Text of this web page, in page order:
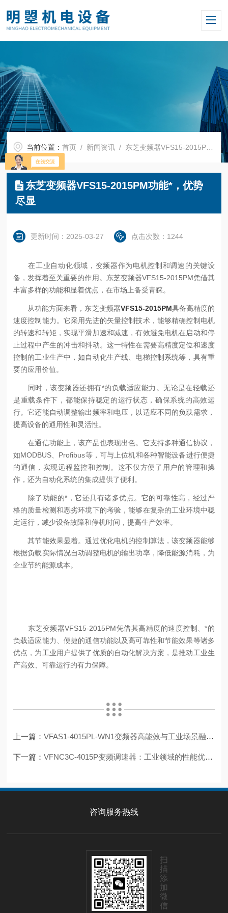
当前位置：首页 / 新闻资讯 / 东芝变频器VFS15-2015PM功能*，优势尽显
东芝变频器VFS15-2015PM功能*，优势
尽显
更新时间：2025-03-27 点击次数：1244
在工业自动化领域，变频器作为电机控制和调速的关键设
备，发挥着至关重要的作用。东芝变频器VFS15-2015PM凭借其
丰富多样的功能和显着优点，在市场上备受青睐。
从功能方面来看，东芝变频器VFS15-2015PM具备高精度的
速度控制能力。它采用先进的矢量控制技术，能够精确控制电机
的转速和转矩，实现平滑加速和减速，有效避免电机在启动和停
止过程中产生的冲击和抖动。这一特性在需要高精度定位和速度
控制的工业生产中，如自动化生产线、电梯控制系统等，具有重
要的应用价值。
同时，该变频器还拥有*的负载适应能力。无论是在轻载还
是重载条件下，都能保持稳定的运行状态，确保系统的高效运
行。它还能自动调整输出频率和电压，以适应不同的负载需求，
提高设备的通用性和灵活性。
在通信功能上，该产品也表现出色。它支持多种通信协议，
如MODBUS、Profibus等，可与上位机和各种智能设备进行便捷
的通信，实现远程监控和控制。这不仅方便了用户的管理和操
作，还为自动化系统的集成提供了便利。
除了功能的*，它还具有诸多优点。它的可靠性高，经过严
格的质量检测和恶劣环境下的考验，能够在复杂的工业环境中稳
定运行，减少设备故障和停机时间，提高生产效率。
其节能效果显着。通过优化电机的控制算法，该变频器能够
根据负载实际情况自动调整电机的输出功率，降低能源消耗，为
企业节约能源成本。
东芝变频器VFS15-2015PM凭借其高精度的速度控制、*的
负载适应能力、便捷的通信功能以及高可靠性和节能效果等诸多
优点，为工业用户提供了优质的自动化解决方案，是推动工业生
产高效、可靠运行的有力保障。
上一篇：VFAS1-4015PL-WN1变频器高能效与工业场景融合的杰出之选
下一篇：VFNC3C-4015P变频调速器：工业领域的性能优胜者
咨询服务热线
扫
描
添
加
微
信